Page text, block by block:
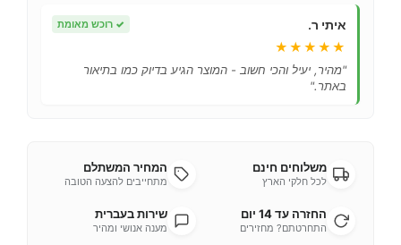
איתי ר. ✓ רוכש מאומת
★★★★★
"מהיר, יעיל והכי חשוב - המוצר הגיע בדיוק כמו בתיאור
באתר."
משלוחים חינם
לכל חלקי הארץ
המחיר המשתלם
מתחייבים להצעה הטובה
החזרה עד 14 יום
התחרטתם? מחזירים
שירות בעברית
מענה אנושי ומהיר